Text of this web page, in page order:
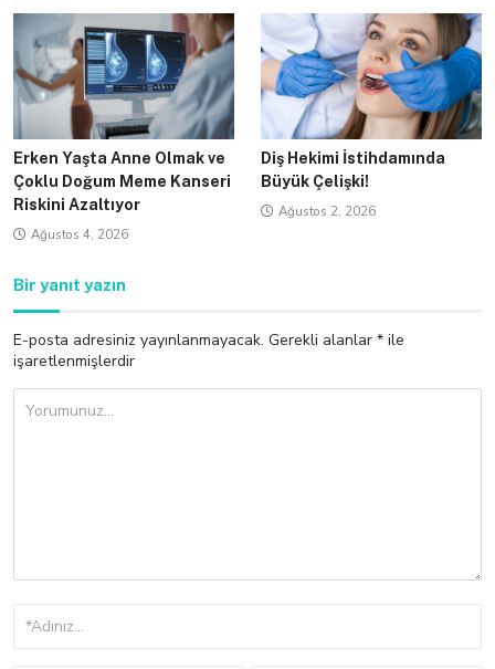
Erken Yaşta Anne Olmak ve
Çoklu Doğum Meme Kanseri
Riskini Azaltıyor
Ağustos 4, 2026
Diş Hekimi İstihdamında
Büyük Çelişki!
Ağustos 2, 2026
Bir yanıt yazın
E-posta adresiniz yayınlanmayacak. Gerekli alanlar * ile
işaretlenmişlerdir